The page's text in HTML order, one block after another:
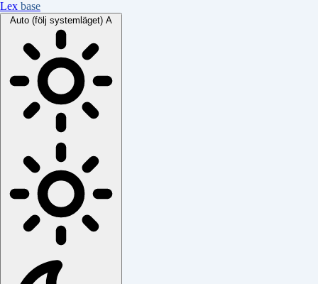
Lex base
Auto (följ systemläget) A